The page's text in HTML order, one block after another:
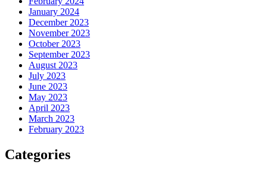
January 2024
December 2023
November 2023
October 2023
September 2023
August 2023
July 2023
June 2023
May 2023
April 2023
March 2023
February 2023
Categories